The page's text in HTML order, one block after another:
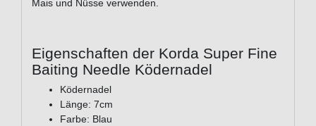
Mais und Nüsse verwenden.
Eigenschaften der Korda Super Fine
Baiting Needle Ködernadel
Ködernadel
Länge: 7cm
Farbe: Blau